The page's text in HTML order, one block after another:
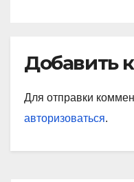
Добавить
Для отправки
авторизоваться.